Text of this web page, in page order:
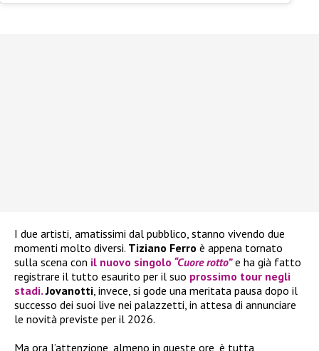
I due artisti, amatissimi dal pubblico, stanno vivendo due
momenti molto diversi. Tiziano Ferro è appena tornato
sulla scena con il nuovo singolo “Cuore rotto” e ha già fatto
registrare il tutto esaurito per il suo prossimo tour negli
stadi.Jovanotti , invece, si gode una meritata pausa dopo il
successo dei suoi live nei palazzetti, in attesa di annunciare
le novità previste per il 2026.
Ma ora l’attenzione, almeno in queste ore, è tutta